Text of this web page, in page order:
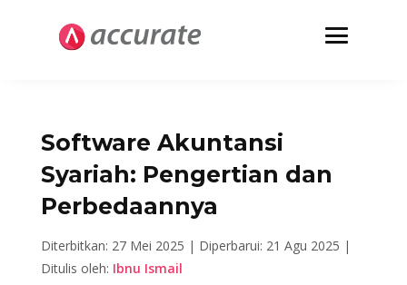
Software Akuntansi
Syariah: Pengertian dan
Perbedaannya
Diterbitkan: 27 Mei 2025 | Diperbarui: 21 Agu 2025 |
Ditulis oleh: Ibnu Ismail